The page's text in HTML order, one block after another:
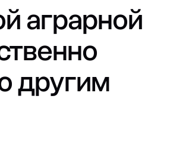
аграрной
другим